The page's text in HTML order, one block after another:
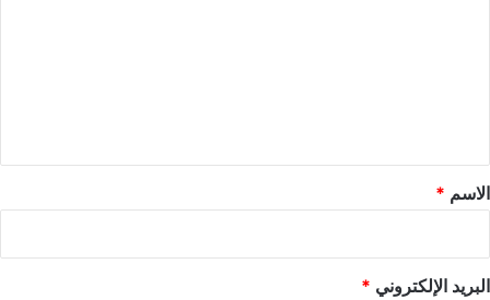
*
الاسم *
البريد الإلكتروني *